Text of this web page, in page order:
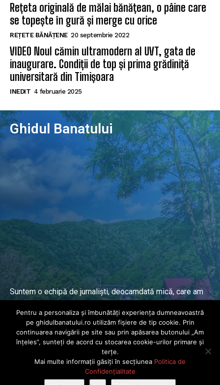
Rețeta originală de mălai bănățean, o pâine care
se topește în gură și merge cu orice
REȚETE BĂNĂȚENE 20 septembrie 2022
VIDEO Noul cămin ultramodern al UVT, gata de
inaugurare. Condiții de top și prima grădiniță
universitară din Timișoara
INEDIT 4 februarie 2025
Ghidul Banatului
Suntem o echipă de jurnaliști, deocamdată mică, care am
lucrat și lucrăm în presa locală și națională de mai mulți
ani.
© Ghidul Banatului 2025. Toate drepturile rezervate · Dezvoltat de
Power Media FX
Pentru a personaliza și îmbunătăți experiența dumneavoastră
pe ghidulbanatului.ro utilizăm fișiere de tip cookie. Prin
continuarea navigării pe site sau prin apăsarea butonului „Am
înțeles”, sunteți de acord cu stocarea cookie-urilor primare și
terțe.
Mai multe informații găsiți în secțiunea Politica de
Confidențialitate